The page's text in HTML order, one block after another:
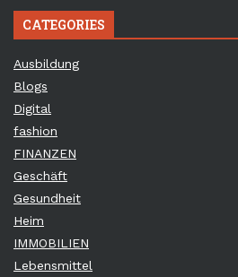
CATEGORIES
Ausbildung
Blogs
Digital
fashion
FINANZEN
Geschäft
Gesundheit
Heim
IMMOBILIEN
Lebensmittel